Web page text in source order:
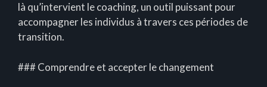
là qu’intervient le coaching, un outil puissant pour
accompagner les individus à travers ces périodes de
transition.
### Comprendre et accepter le changement